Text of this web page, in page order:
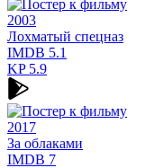
2003
Лохматый спецназ
IMDB 5.1
KP5.9
2017
За облаками
IMDB 7